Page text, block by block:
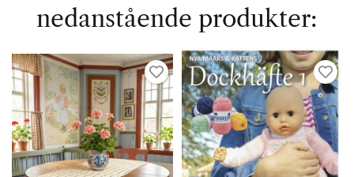
nedanstående produkter: